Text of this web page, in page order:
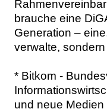
brauche eine
Generation –
verwalte,
* Bitkom -
und neue Medien